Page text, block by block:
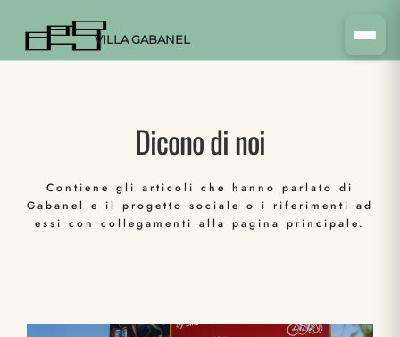
VILLA GABANEL
Dicono di noi
Contiene gli articoli che hanno parlato di
Gabanel e il progetto sociale o i riferimenti ad
essi con collegamenti alla pagina principale.